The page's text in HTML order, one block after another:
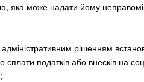
яка може надати йому
рішенням
податків або внесків на